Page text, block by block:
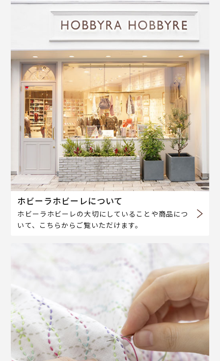
ホビーラホビーレについて
ホビーラホビーレの大切にしていることや商品につ
いて、こちらからご覧いただけます。